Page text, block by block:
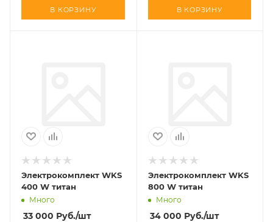
В КОРЗИНУ В КОРЗИНУ
Электрокомплект WKS
400 W титан
Много
33 000 Руб./шт
Электрокомплект WKS
800 W титан
Много
34 000 Руб./шт